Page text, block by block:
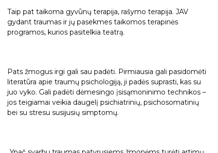
Taip pat taikoma gyvūnų terapija, rašymo terapija. JAV
gydant traumas ir jų pasekmes taikomos terapinės
programos, kurios pasitelkia teatrą.
Pats žmogus irgi gali sau padėti. Pirmiausia gali pasidomėti
literatūra apie traumų psichologiją, ji padės suprasti, kas su
juo vyko. Gali padėti dėmesingo įsisąmoninimo technikos –
jos teigiamai veikia daugelį psichiatrinių, psichosomatinių
bei su stresu susijusių simptomų.